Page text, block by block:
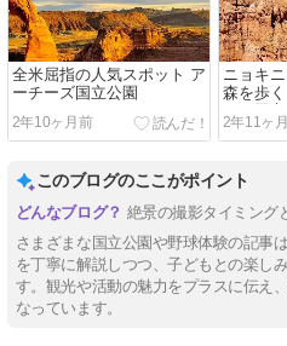
全米屈指の人気スポット ア
ーチーズ国立公園
2年10ヶ月前
ニョキ
森を歩
オン国立
2年11ヶ
このブログのここがポイント
絶景の撮影タイミング
さまざまな国立公園や野球体験の記事
を丁寧に解説しつつ、子どもとの楽し
す。観光や活動の魅力をプラスに伝え
なっています。